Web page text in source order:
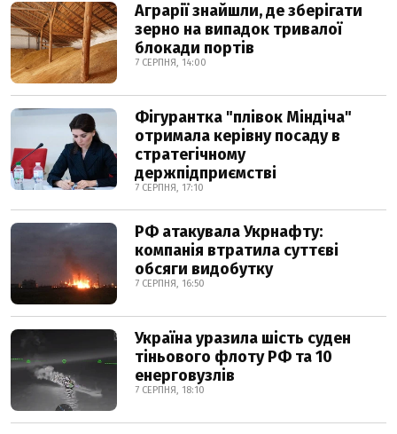
Аграрії знайшли, де зберігати
зерно на випадок тривалої
блокади портів
7 СЕРПНЯ, 14:00
Фігурантка "плівок Міндіча"
отримала керівну посаду в
стратегічному
держпідприємстві
7 СЕРПНЯ, 17:10
РФ атакувала Укрнафту:
компанія втратила суттєві
обсяги видобутку
7 СЕРПНЯ, 16:50
Україна уразила шість суден
тіньового флоту РФ та 10
енерговузлів
7 СЕРПНЯ, 18:10